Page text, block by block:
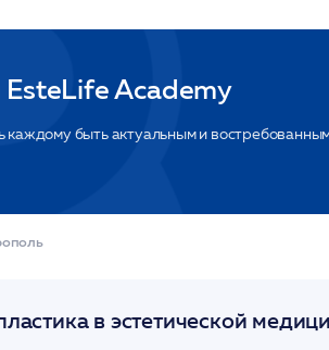
Academy
каждому быть актуальным и
в эстетической